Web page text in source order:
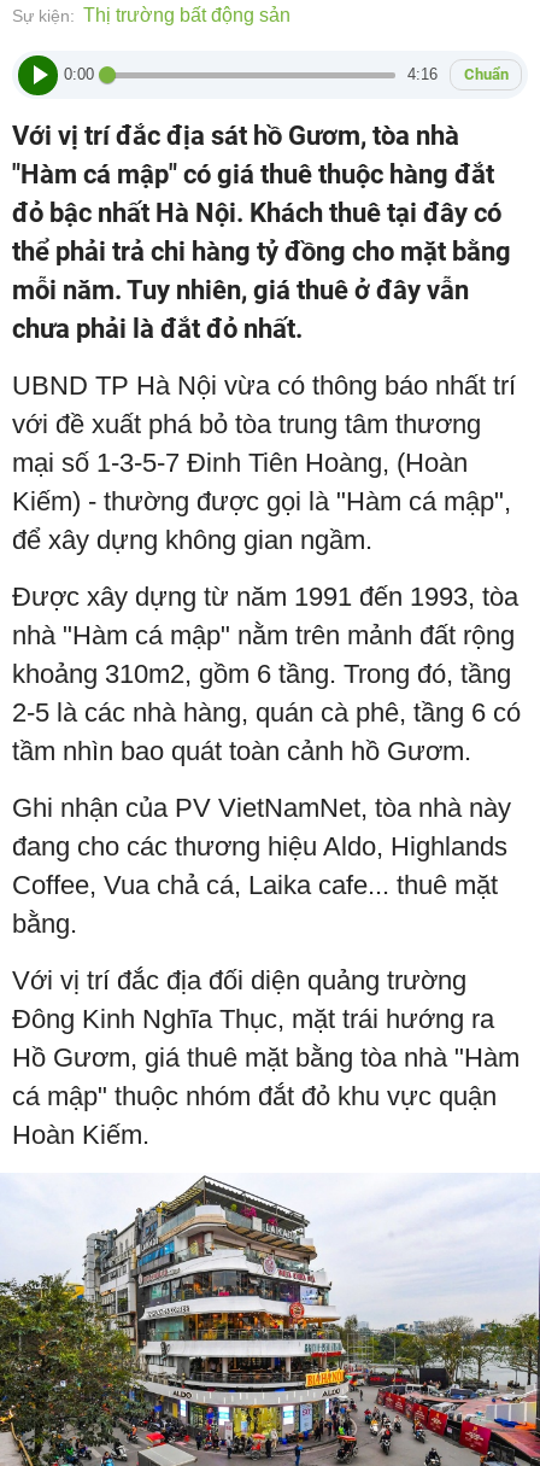
Sự kiện: Thị trường bất động sản
0:00 4:16 Chuẩn
Với vị trí đắc địa sát hồ Gươm, tòa nhà
"Hàm cá mập" có giá thuê thuộc hàng đắt
đỏ bậc nhất Hà Nội. Khách thuê tại đây có
thể phải trả chi hàng tỷ đồng cho mặt bằng
mỗi năm. Tuy nhiên, giá thuê ở đây vẫn
chưa phải là đắt đỏ nhất.
UBND TP Hà Nội vừa có thông báo nhất trí
với đề xuất phá bỏ tòa trung tâm thương
mại số 1-3-5-7 Đinh Tiên Hoàng, (Hoàn
Kiếm) - thường được gọi là "Hàm cá mập",
để xây dựng không gian ngầm.
Được xây dựng từ năm 1991 đến 1993, tòa
nhà "Hàm cá mập" nằm trên mảnh đất rộng
khoảng 310m2, gồm 6 tầng. Trong đó, tầng
2-5 là các nhà hàng, quán cà phê, tầng 6 có
tầm nhìn bao quát toàn cảnh hồ Gươm.
Ghi nhận của PV VietNamNet, tòa nhà này
đang cho các thương hiệu Aldo, Highlands
Coffee, Vua chả cá, Laika cafe... thuê mặt
bằng.
Với vị trí đắc địa đối diện quảng trường
Đông Kinh Nghĩa Thục, mặt trái hướng ra
Hồ Gươm, giá thuê mặt bằng tòa nhà "Hàm
cá mập" thuộc nhóm đắt đỏ khu vực quận
Hoàn Kiếm.